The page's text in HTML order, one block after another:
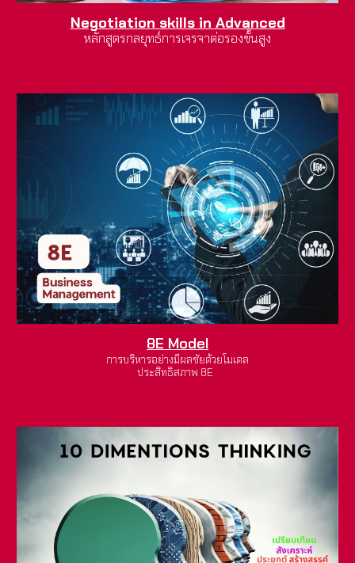
Negotiation skills in Advanced
หลักสูตรกลยุทธ์การเจรจาต่อรองขั้นสูง
8E Model
การบริหารอย่างมีผลชัยด้วยโมเดล
ประสิทธิสภาพ 8E